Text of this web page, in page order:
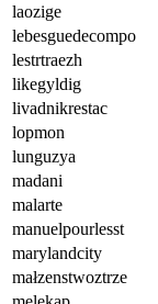
laozige
lebesguedecompo
lestrtraezh
likegyldig
livadnikrestac
lopmon
lunguzya
madani
malarte
manuelpourlesst
marylandcity
małzenstwoztrze